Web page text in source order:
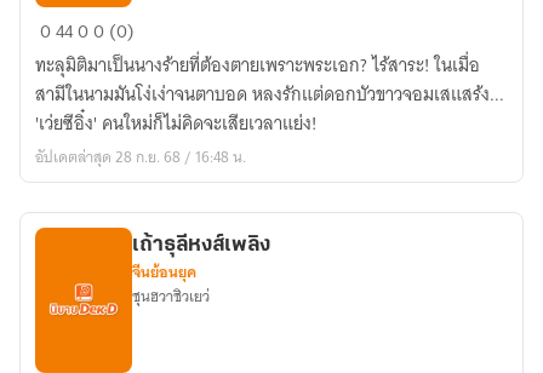
ชาติ
นาง
ร้าย
ขอ
เป็น
นี
04400 (0)
ทะลุมิติมาเป็นนางร้ายที่ต้องตายเพราะพระเอก? ไร้สาระ! ในเมื่อ
สามีในนามมันโง่เง่าจนตาบอด หลงรักแต่ดอกบัวขาวจอมเสแสร้ง...
'เว่ยซีอิ๋ง' คนใหม่ก็ไม่คิดจะเสียเวลาแย่ง!
อัปเดตล่าสุด 28 ก.ย. 68 / 16:48 น.
เถ้าธุลีหงส์เพลิง
จีนย้อนยุค
ชุนฮวาชิวเยว่